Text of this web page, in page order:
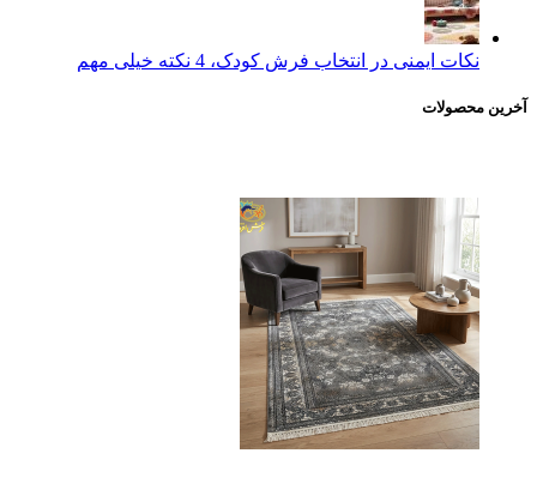
نکات ایمنی در انتخاب فرش کودک، 4 نکته خیلی مهم
آخرین محصولات